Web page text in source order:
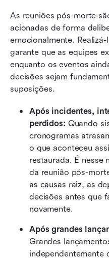
As reuniões pós-morte
acionadas de forma
emocionalmente.
garante que as equipes
enquanto os eventos
decisões sejam
suposições.
Após incidentes,
perdidos: Quando
cronogramas
o que aconteceu
restaurada. É nesse
da reunião pós-
as causas raiz, as
decisões antes que
novamente.
Após grandes
Grandes
independentemente